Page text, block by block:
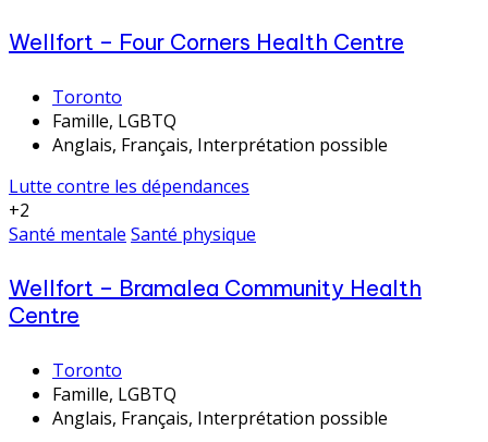
Wellfort – Four Corners Health Centre
Toronto
Famille, LGBTQ
Anglais, Français, Interprétation possible
Lutte contre les dépendances
+2
Santé mentale Santé physique
Wellfort – Bramalea Community Health
Centre
Toronto
Famille, LGBTQ
Anglais, Français, Interprétation possible